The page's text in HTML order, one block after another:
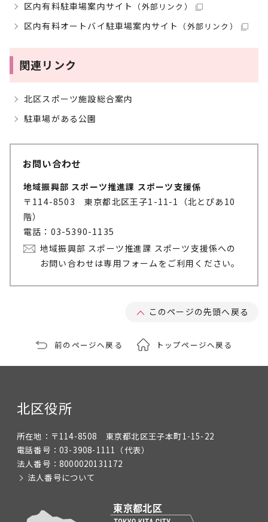
区内有料駐車場案内サイト
（外部リンク）
区内有料オートバイ駐車場案内サイト （外部リンク）
関連リンク
北区スポーツ施設総合案内
駐車場がある公園
お問い合わせ
地域振興部 スポーツ推進課 スポーツ支援係
〒114-8503 東京都北区王子1-11-1（北とぴあ10
階）
電話：03-5390-1135
地域振興部 スポーツ推進課 スポーツ支援係への
お問い合わせは専用フォームをご利用ください。
このページの先頭へ戻る
前のページへ戻る トップページへ戻る
北区役所
所在地： 〒114-8508 東京都北区王子本町1-15-22
電話番号： 03-3908-1111 （代表）
法人番号： 8000020131172
法人番号について